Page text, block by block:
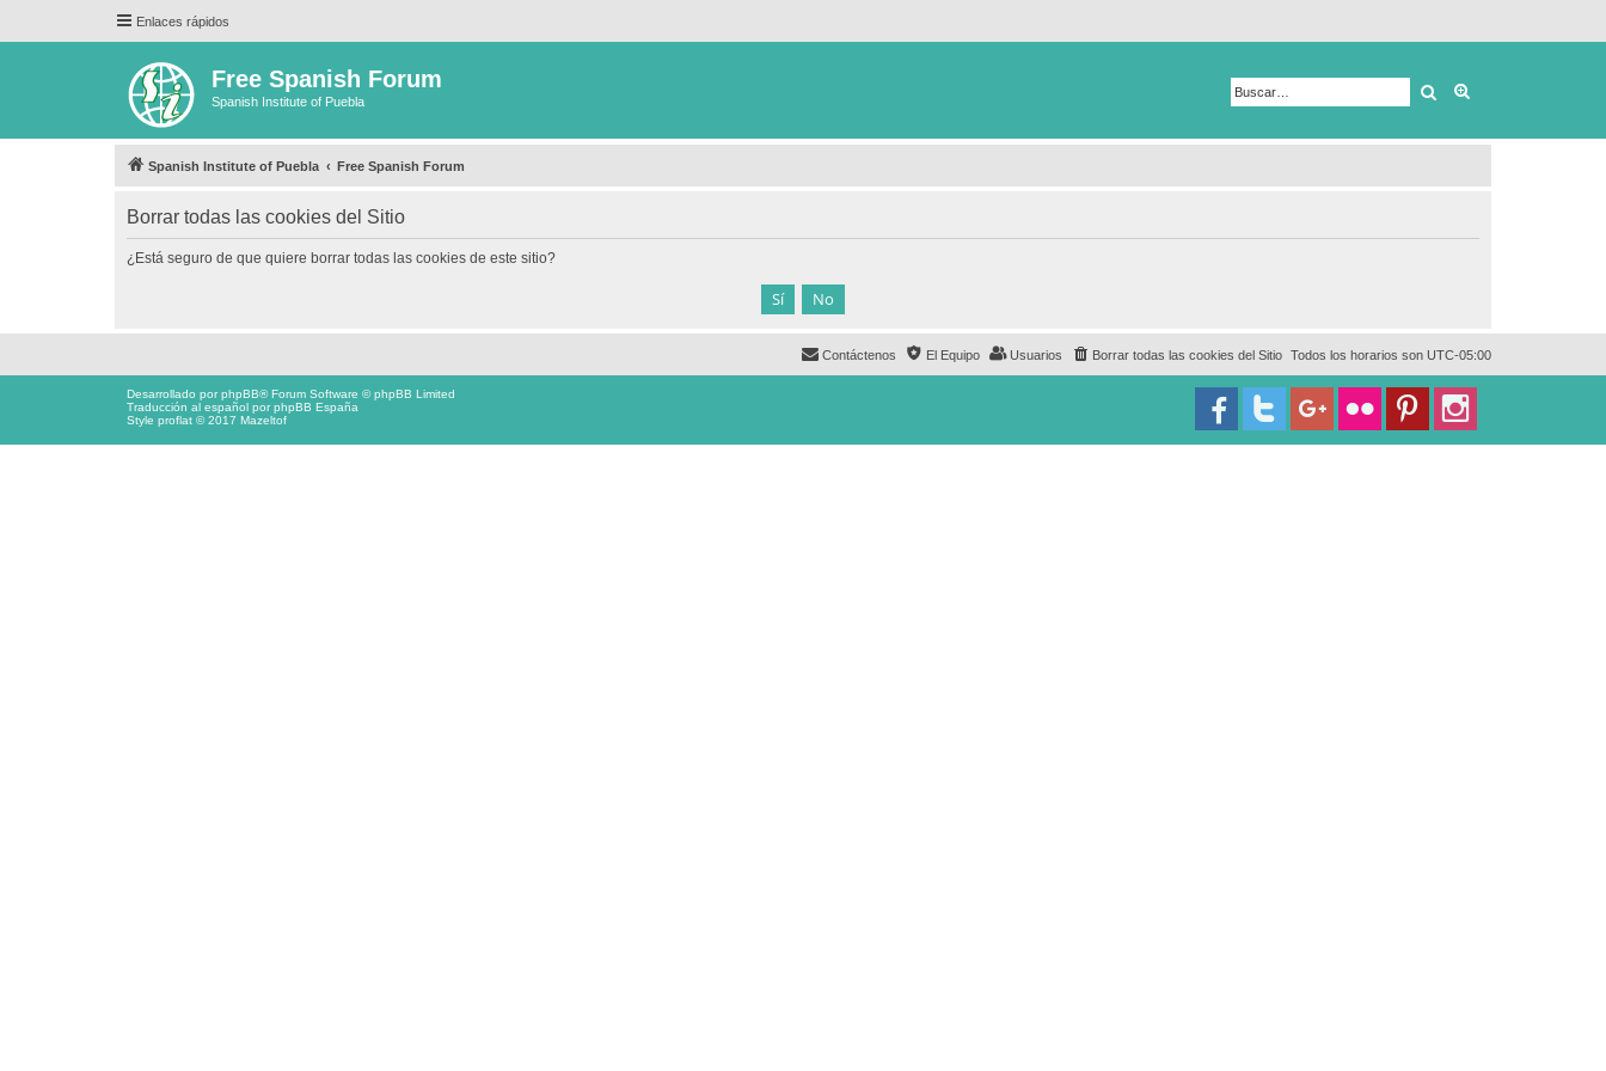
Enlaces rápidos
Free Spanish Forum
Spanish Institute of Puebla Buscar
Spanish Institute of Puebla Free Spanish Forum
Borrar todas las cookies del Sitio
¿Está seguro de que quiere borrar todas las cookies de este sitio?
Todos los horarios son UTC-05:00
Borrar todas las cookies del Sitio
Usuarios
El Equipo
Contáctenos
Desarrollado porphpBB® Forum Software © phpBB Limited
Traducción al español porphpBB España
Style proflat © 2017 Mazeltof